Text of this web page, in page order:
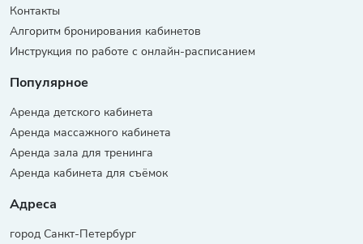
Контакты
Алгоритм бронирования кабинетов
Инструкция по работе с онлайн-расписанием
Популярное
Аренда детского кабинета
Аренда массажного кабинета
Аренда зала для тренинга
Аренда кабинета для съёмок
Адреса
город Санкт-Петербург